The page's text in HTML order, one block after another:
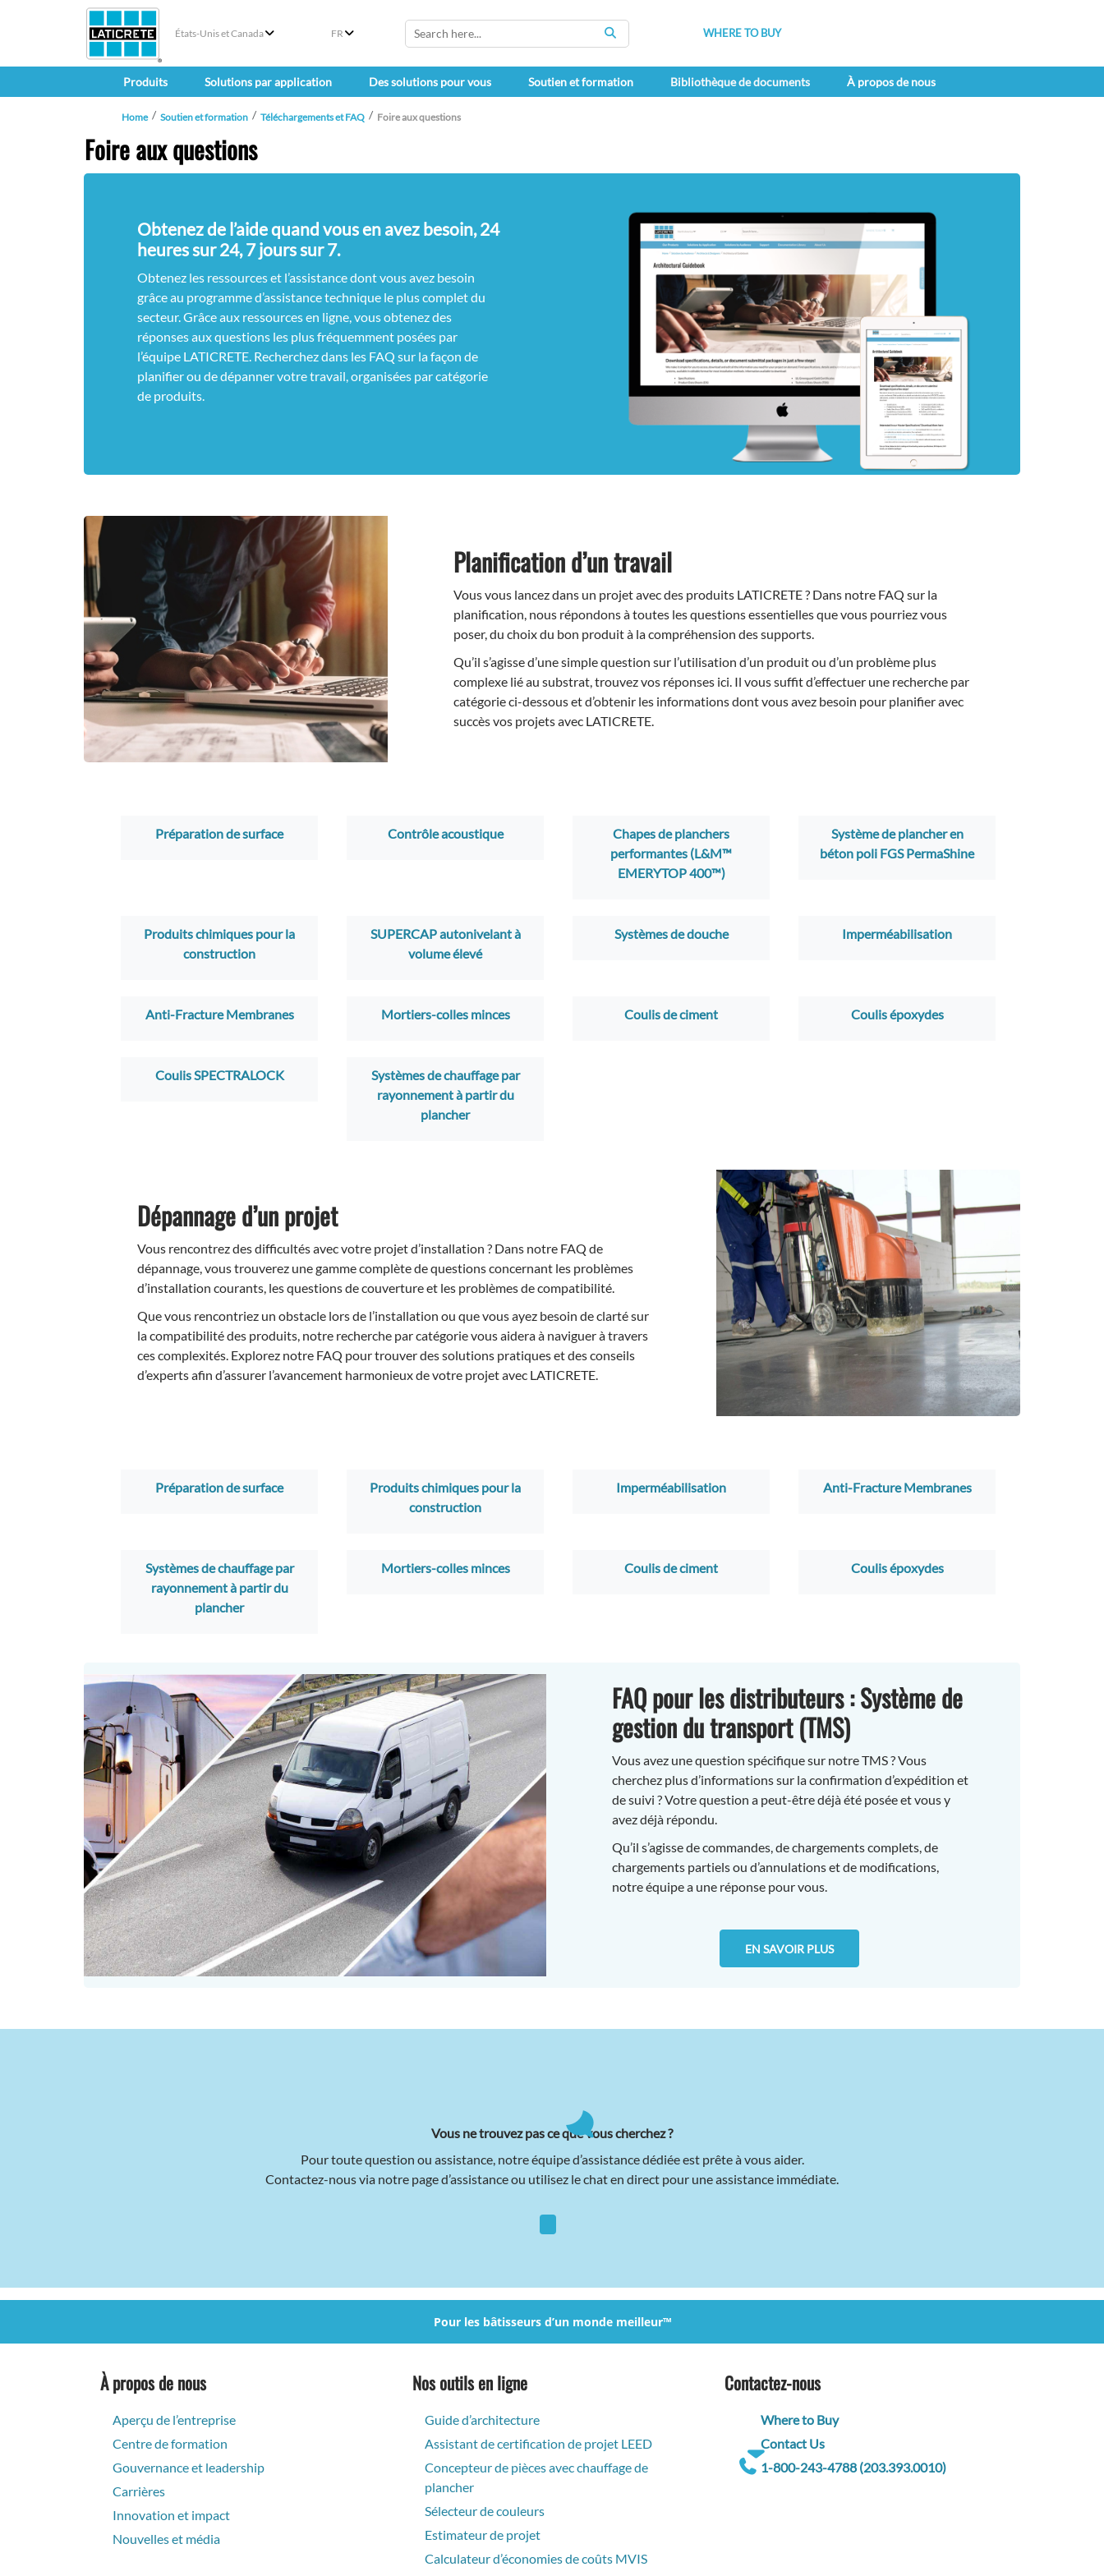
États-Unis et Canada FR
SEARCH
WHERE TO BUY
Produits Solutions par application Des solutions pour vous Soutien et formation Bibliothèque de documents À propos de nous
Home Soutien et formation Téléchargements et FAQ Foire aux questions
Foire aux questions
Obtenez de l’aide quand vous en avez besoin, 24
heures sur 24, 7 jours sur 7.
Obtenez les ressources et l’assistance dont vous avez besoin
grâce au programme d’assistance technique le plus complet du
secteur. Grâce aux ressources en ligne, vous obtenez des
réponses aux questions les plus fréquemment posées par
l’équipe LATICRETE. Recherchez dans les FAQ sur la façon de
planifier ou de dépanner votre travail, organisées par catégorie
de produits.
Planification d’un travail
Vous vous lancez dans un projet avec des produits LATICRETE ? Dans notre FAQ sur la
planification, nous répondons à toutes les questions essentielles que vous pourriez vous
poser, du choix du bon produit à la compréhension des supports.
Qu’il s’agisse d’une simple question sur l’utilisation d’un produit ou d’un problème plus
complexe lié au substrat, trouvez vos réponses ici. Il vous suffit d’effectuer une recherche par
catégorie ci-dessous et d’obtenir les informations dont vous avez besoin pour planifier avec
succès vos projets avec LATICRETE.
Préparation de surface Contrôle acoustique
Chapes de planchers
performantes (L&M™
EMERYTOP 400™)
Système de plancher en
béton poli FGS PermaShine
Produits chimiques pour la
construction
SUPERCAP autonivelant à
volume élevé
Systèmes de douche Imperméabilisation
Anti-Fracture Membranes Mortiers-colles minces Coulis de ciment Coulis époxydes
Coulis SPECTRALOCK
Systèmes de chauffage par
rayonnement à partir du
plancher
Dépannage d’un projet
Vous rencontrez des difficultés avec votre projet d’installation ? Dans notre FAQ de
dépannage, vous trouverez une gamme complète de questions concernant les problèmes
d’installation courants, les questions de couverture et les problèmes de compatibilité.
Que vous rencontriez un obstacle lors de l’installation ou que vous ayez besoin de clarté sur
la compatibilité des produits, notre recherche par catégorie vous aidera à naviguer à travers
ces complexités. Explorez notre FAQ pour trouver des solutions pratiques et des conseils
d’experts afin d’assurer l’avancement harmonieux de votre projet avec LATICRETE.
Préparation de surface
Produits chimiques pour la
construction
Imperméabilisation Anti-Fracture Membranes
Systèmes de chauffage par
rayonnement à partir du
plancher
Mortiers-colles minces Coulis de ciment Coulis époxydes
FAQ pour les distributeurs : Système de
gestion du transport (TMS)
Vous avez une question spécifique sur notre TMS ? Vous
cherchez plus d’informations sur la confirmation d’expédition et
de suivi ? Votre question a peut-être déjà été posée et vous y
avez déjà répondu.
Qu’il s’agisse de commandes, de chargements complets, de
chargements partiels ou d’annulations et de modifications,
notreéquipe a une réponse pour vous.
EN SAVOIR PLUS
Vous ne trouvez pas ce que vous cherchez ?
Pour toute question ou assistance, notre équipe d’assistance dédiée est prête à vous aider.
Contactez-nous via notre page d’assistance ou utilisez le chat en direct pour une assistance immédiate.
Pour les bâtisseurs d’un monde meilleur™
À propos de nous
Aperçu de l’entreprise
Centre de formation
Gouvernance et leadership
Carrières
Innovation et impact
Nouvelles et média
Nos outils en ligne
Guide d’architecture
Assistant de certification de projet LEED
Concepteur de pièces avec chauffage de
plancher
Sélecteur de couleurs
Estimateur de projet
Calculateur d’économies de coûts MVIS
Contactez-nous
Where to Buy
Contact Us
1-800-243-4788 (203.393.0010)